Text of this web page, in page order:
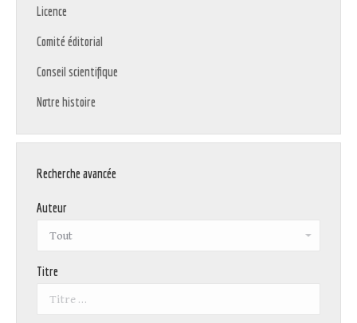
Licence
Comité éditorial
Conseil scientifique
Notre histoire
Recherche avancée
Auteur
Titre